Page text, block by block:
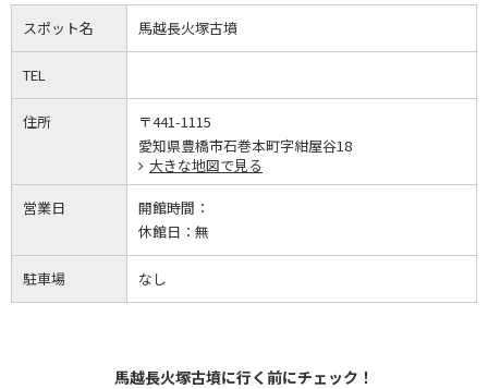
スポット名 馬越長火塚古墳
TEL
住所
〒441-1115
愛知県豊橋市石巻本町字紺屋谷18
大きな地図で見る
営業日
開館時間：
休館日： 無
駐車場 なし
馬越長火塚古墳に行く前にチェック！